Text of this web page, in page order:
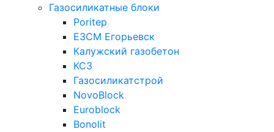
Газосиликатные блоки
Poritep
ЕЗСМ Егорьевск
Калужский газобетон
КСЗ
Газосиликатстрой
NovoBlock
Euroblock
Bonolit